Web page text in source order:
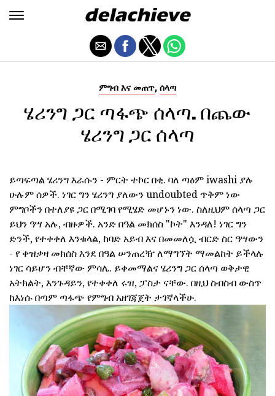
ምግብ እና መጠጥ, ሰላጣ
ሄሪንግ ጋር ጣፋጭ ሰላጣ. በጨው
ሄሪንግ ጋር ሰላጣ
ይጣፍጣል ሄሪንግ እራሱን - ምርት ተኮር በቂ. ባለ ጣዕም iwashi ያሉ
ሁሉም ሰዎች. ነገር ግን ሄሪንግ ያለውን undoubted ጥቅም ነው
ምግቦችን በተለያዩ ጋር በሚገባ የሚሄድ መሆኑን ነው. ስለዚህም ሰላጣ ጋር
ይህን ዓሣ አሉ, ብዙዎች. አንድ በዓል መክሰስ "ኮት" እንዳለ! ነገር ግን
ድንች, የተቀቀለ እንቁላል, ከባድ አይብ እና በመመለሷ ብርድ ስር ዓሣውን
- የ ቀዝቃዛ መክሰስ እንደ በዓል ሠንጠረዥ ለማግኘት ማመልከት ይችላሉ
ነገር ሳይሆን ብቸኛው ምሳሌ. ይቀመማልና ሄሪንግ ጋር ሰላጣ ወቅታዊ
አትክልት, እንጉዳይን, የተቀቀለ ሩዝ, ፓስታ ናቸው. በዚህ ስብስብ ውስጥ
ከእነሱ በጣም ጣፋጭ የምግብ አዘገጃጀት ታገኛላችሁ.